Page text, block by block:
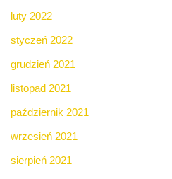
luty 2022
styczeń 2022
grudzień 2021
listopad 2021
październik 2021
wrzesień 2021
sierpień 2021